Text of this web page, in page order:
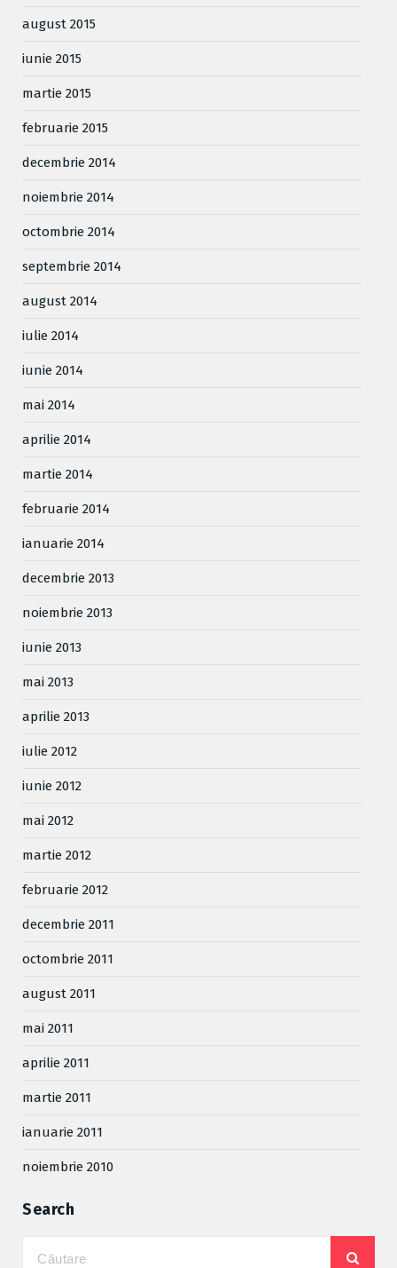
august 2015
iunie 2015
martie 2015
februarie 2015
decembrie 2014
noiembrie 2014
octombrie 2014
septembrie 2014
august 2014
iulie 2014
iunie 2014
mai 2014
aprilie 2014
martie 2014
februarie 2014
ianuarie 2014
decembrie 2013
noiembrie 2013
iunie 2013
mai 2013
aprilie 2013
iulie 2012
iunie 2012
mai 2012
martie 2012
februarie 2012
decembrie 2011
octombrie 2011
august 2011
mai 2011
aprilie 2011
martie 2011
ianuarie 2011
noiembrie 2010
Search